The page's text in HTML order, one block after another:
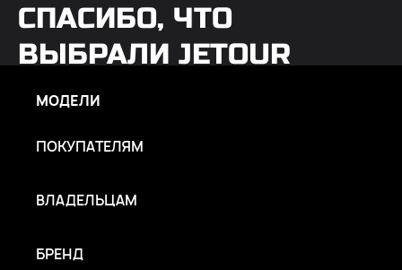
СПАСИБО, ЧТО
ВЫБРАЛИ JETOUR
МОДЕЛИ
ПОКУПАТЕЛЯМ
ВЛАДЕЛЬЦАМ
БРЕНД